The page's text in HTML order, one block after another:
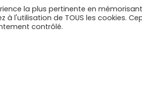
la plus pertinente en
l'utilisation de TOUS les cookies.
contrôlé.